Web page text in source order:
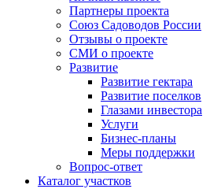
Партнеры проекта
Союз Садоводов России
Отзывы о проекте
СМИ о проекте
Развитие
Развитие гектара
Развитие поселков
Глазами инвестора
Услуги
Бизнес-планы
Меры поддержки
Вопрос-ответ
Каталог участков